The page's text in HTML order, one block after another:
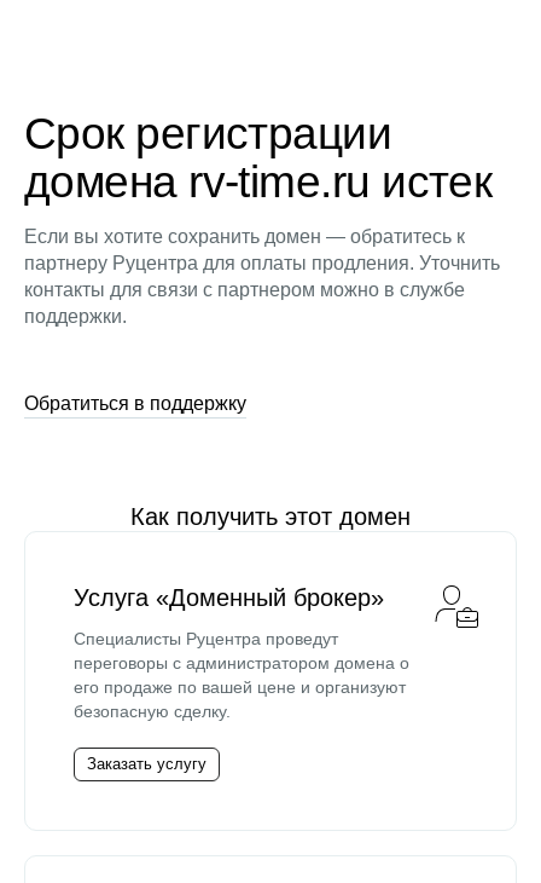
Срок регистрации
домена rv-time.ru истек
Если вы хотите сохранить домен — обратитесь к
партнеру Руцентра для оплаты продления. Уточнить
контакты для связи с партнером можно в службе
поддержки.
Обратиться в поддержку
Как получить этот домен
Услуга «Доменный брокер»
Специалисты Руцентра проведут
переговоры с администратором домена о
его продаже по вашей цене и организуют
безопасную сделку.
Заказать услугу